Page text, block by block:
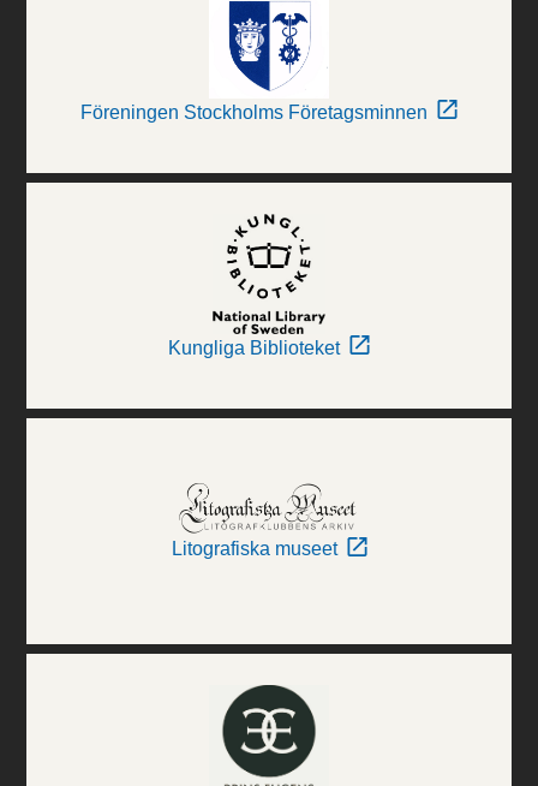
Föreningen Stockholms Företagsminnen
Kungliga Biblioteket
Litografiska museet